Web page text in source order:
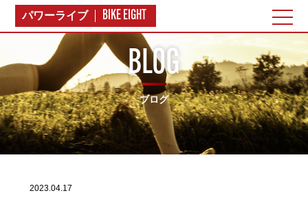
パワーライブ BIKE EIGHT
BLOG
ブログ
2023.04.17